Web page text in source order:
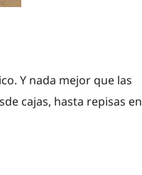
Y nada mejor que las
cajas, hasta repisas en